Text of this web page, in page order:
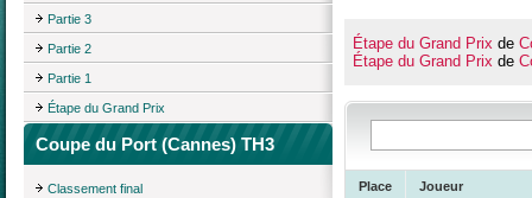
Partie 3
Partie 2
Partie 1
Étape du Grand Prix
Coupe du Port (Cannes) TH3
Classement final
Étape du Grand Prix de
Étape du Grand Prix de
Place Joueur